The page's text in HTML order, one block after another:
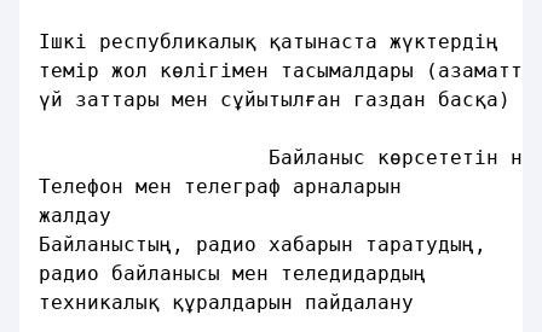
Iшкi республикалық қатынаста жүктердiң
темір жол көлiгiмен тасымалдары
үй заттары мен сұйытылған газдан басқа)
Байланыс көрсететiн негiзгi
Телефон мен телеграф арналарын
жалдау
Байланыстың, радио хабарын таратудың,
радио байланысы мен теледидардың
техникалық құралдарын пайдалану